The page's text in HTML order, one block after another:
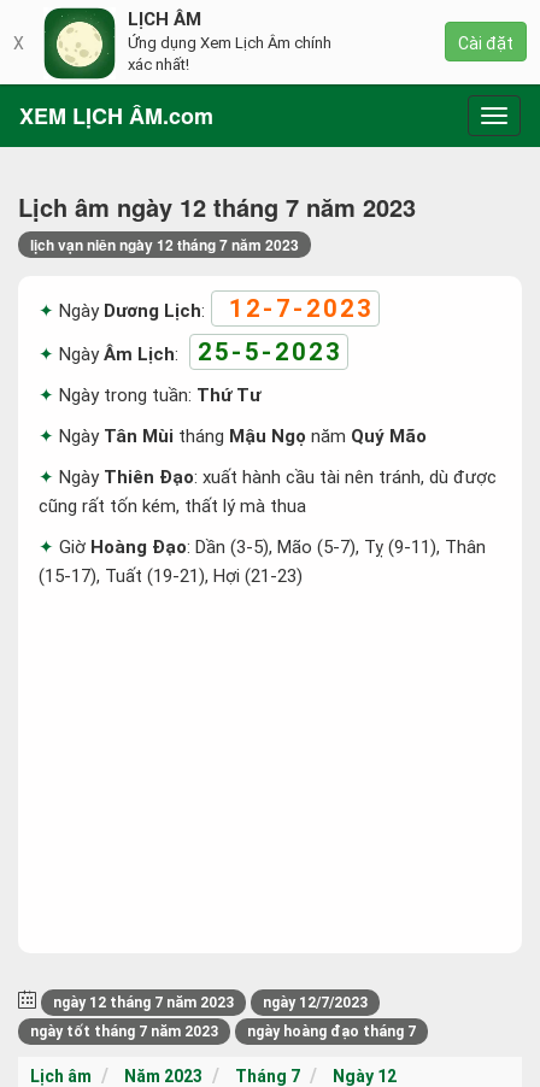
XEM LỊCH ÂM.com
Lịch âm ngày 12 tháng 7 năm 2023
lịch vạn niên ngày 12 tháng 7 năm 2023
Ngày Dương Lịch: 12-7-2023
NgàyÂm Lịch: 25-5-2023
Ngày trong tuần: Thứ Tư
Ngày Tân Mùi tháng Mậu Ngọ năm Quý Mão
Ngày Thiên Đạo: xuất hành cầu tài nên tránh, dù được
cũng rất tốn kém, thất lý mà thua
Giờ Hoàng Đạo: Dần (3-5), Mão (5-7), Tỵ (9-11), Thân
(15-17), Tuất (19-21), Hợi (21-23)
ngày 12 tháng 7 năm 2023
ngày 12/7/2023
ngày tốt tháng 7 năm 2023
ngày hoàng đạo tháng 7
Lịch âm Năm 2023 Tháng 7 Ngày 12
X
LỊCH ÂM
Ứng dụng Xem Lịch Âm chính
xác nhất!
Cài đặt